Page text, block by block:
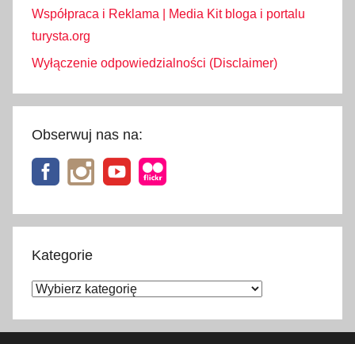
Współpraca i Reklama | Media Kit bloga i portalu
turysta.org
Wyłączenie odpowiedzialności (Disclaimer)
Obserwuj nas na:
Kategorie
Kategorie